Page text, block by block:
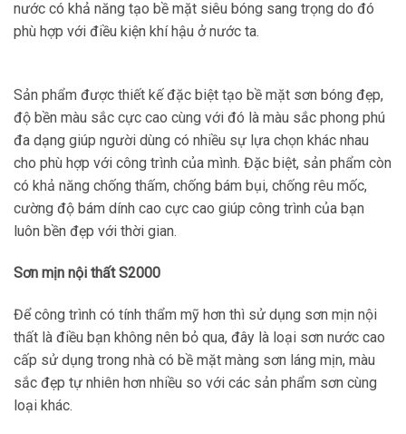
nước có khả năng tạo bề mặt siêu bóng sang trọng do đó
phù hợp với điều kiện khí hậu ở nước ta.
Sản phẩm được thiết kế đặc biệt tạo bề mặt sơn bóng đẹp,
độ bền màu sắc cực cao cùng với đó là màu sắc phong phú
đa dạng giúp người dùng có nhiều sự lựa chọn khác nhau
cho phù hợp với công trình của mình. Đặc biệt, sản phẩm còn
có khả năng chống thấm, chống bám bụi, chống rêu mốc,
cường độ bám dính cao cực cao giúp công trình của bạn
luôn bền đẹp với thời gian.
Sơn mịn nội thất S2000
Để công trình có tính thẩm mỹ hơn thì sử dụng sơn mịn nội
thất là điều bạn không nên bỏ qua, đây là loại sơn nước cao
cấp sử dụng trong nhà có bề mặt màng sơn láng mịn, màu
sắc đẹp tự nhiên hơn nhiều so với các sản phẩm sơn cùng
loại khác.